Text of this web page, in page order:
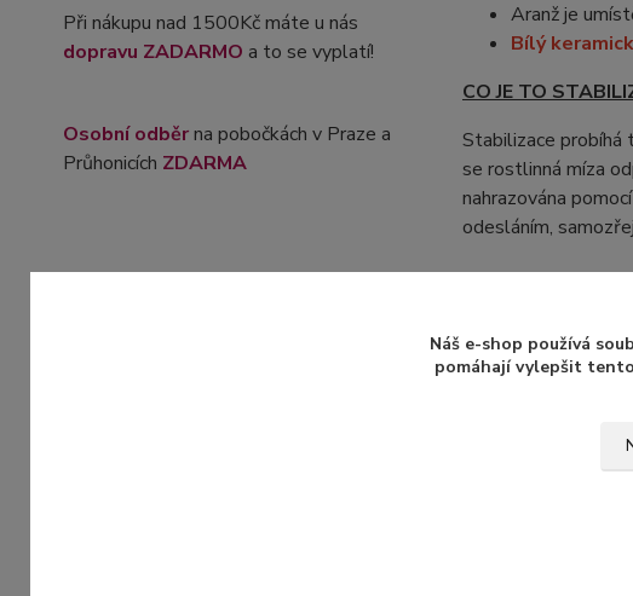
Při nákupu nad 1500Kč máte u nás
dopravu ZADARMO a to se vyplatí!
Osobní odběrna pobočkách v Praze a
Průhonicích ZDARMA
Aranž je
Bílý
CO JE TO
Stabilizace probíhá
se rostlinná míza
nahrazována
odesláním,
Náš e-shop používá
pomáhají vylepšit